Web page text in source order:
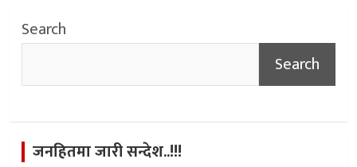
Search
Search
जनहितमा जारी सन्देश..!!!